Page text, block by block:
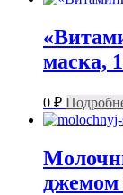
маска,
0 ₽
джемом